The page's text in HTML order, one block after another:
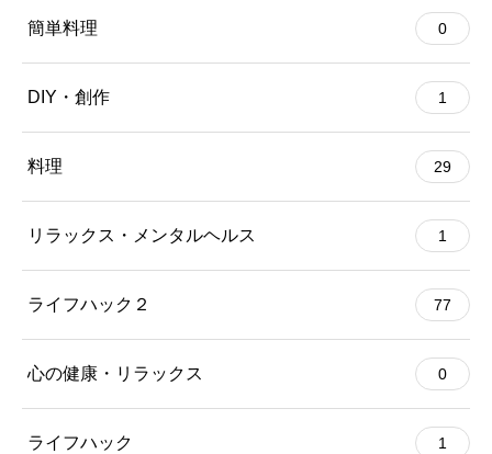
簡単料理 0
DIY・創作 1
料理 29
リラックス・メンタルヘルス 1
ライフハック２ 77
心の健康・リラックス 0
ライフハック 1